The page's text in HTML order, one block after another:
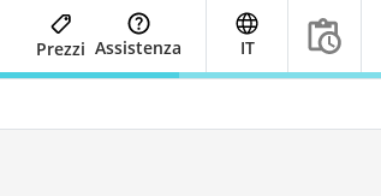
Prezzi Assistenza IT